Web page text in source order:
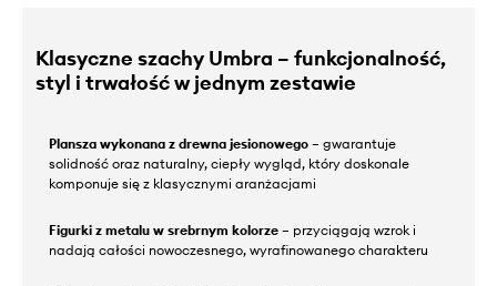
Klasyczne szachy Umbra – funkcjonalność,
styl i trwałość w jednym zestawie
Plansza wykonana z drewna jesionowego – gwarantuje
solidność oraz naturalny, ciepły wygląd, który doskonale
komponuje się z klasycznymi aranżacjami
Figurki z metalu w srebrnym kolorze – przyciągają wzrok i
nadają całości nowoczesnego, wyrafinowanego charakteru